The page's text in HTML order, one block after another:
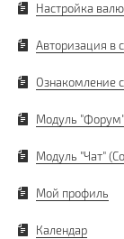
Настройка
Авторизация в
Ознакомление
Модуль "Форум"
Модуль "Чат"
Мой профиль
Календар